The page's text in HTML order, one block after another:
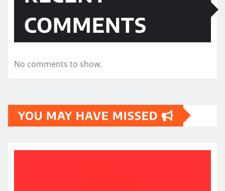
COMMENTS
No comments to show.
YOU MAY HAVE MISSED